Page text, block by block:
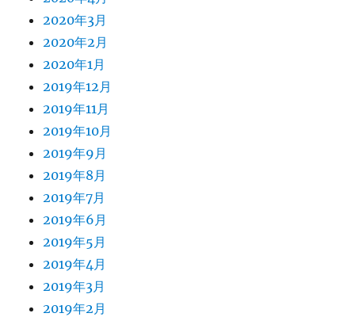
2020年3月
2020年2月
2020年1月
2019年12月
2019年11月
2019年10月
2019年9月
2019年8月
2019年7月
2019年6月
2019年5月
2019年4月
2019年3月
2019年2月